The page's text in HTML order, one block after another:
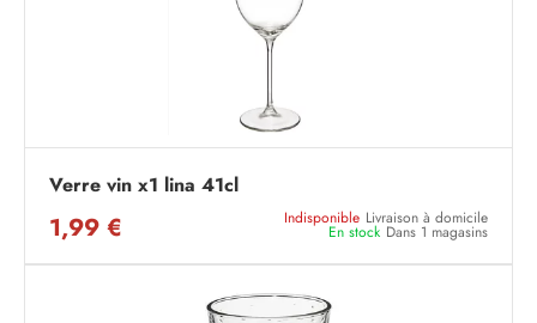
Verre vin x1 lina 41cl
1,99 € Indisponible Livraison à domicile
En stock Dans 1 magasins